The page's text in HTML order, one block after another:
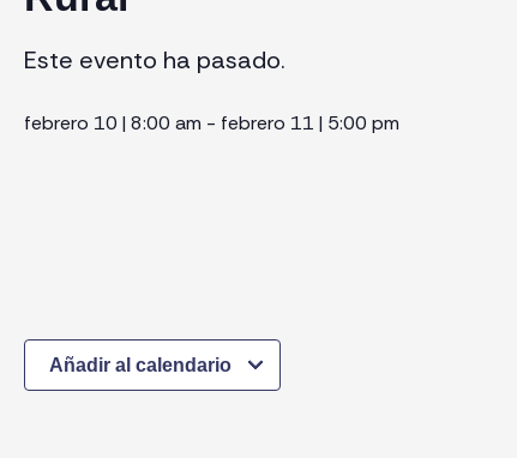
Este evento ha pasado.
febrero 10 | 8:00 am - febrero 11 | 5:00 pm
Añadir al calendario